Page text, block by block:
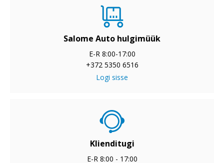
Salome Auto hulgimüük
E-R 8:00-17:00
+372 5350 6516
Logi sisse
Klienditugi
E-R 8:00 - 17:00